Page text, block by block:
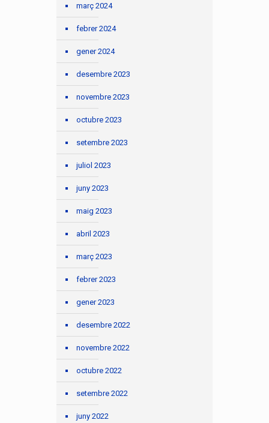
març 2024
febrer 2024
gener 2024
desembre 2023
novembre 2023
octubre 2023
setembre 2023
juliol 2023
juny 2023
maig 2023
abril 2023
març 2023
febrer 2023
gener 2023
desembre 2022
novembre 2022
octubre 2022
setembre 2022
juny 2022